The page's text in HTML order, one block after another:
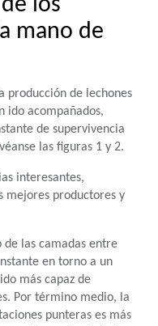
los
mano de
producción de lechones
ido acompañados,
de supervivencia
las figuras 1 y 2.
interesantes,
mejores productores y
las camadas entre
en torno a un
más capaz de
Por término medio, la
punteras es más